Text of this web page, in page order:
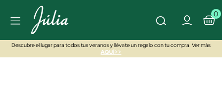
0
Descubre el lugar para todos tus veranos y llévate un regalo con tu compra. Ver más
AQUÍ>>